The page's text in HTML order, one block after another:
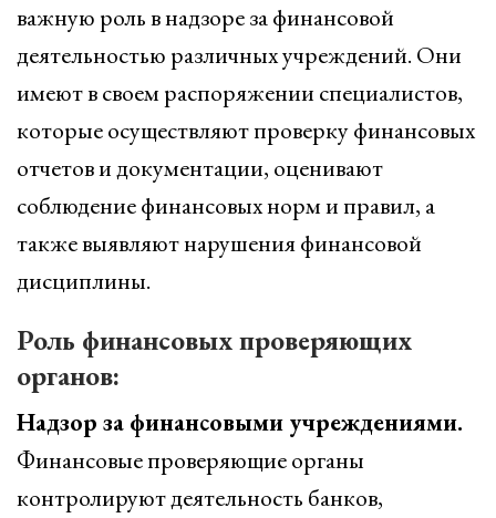
важную роль в надзоре за финансовой
деятельностью различных учреждений. Они
имеют в своем распоряжении специалистов,
которые осуществляют проверку финансовых
отчетов и документации, оценивают
соблюдение финансовых норм и правил, а
также выявляют нарушения финансовой
дисциплины.
Роль финансовых проверяющих
органов:
Надзор за финансовыми учреждениями.
Финансовые проверяющие органы
контролируют деятельность банков,